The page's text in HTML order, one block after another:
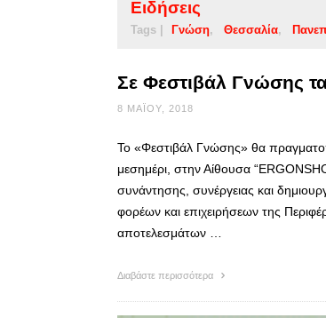
Ειδήσεις
Tags | Γνώση Θεσσαλία
Σε Φεστιβάλ Γνώσης
8 ΜΑΪ́ΟΥ, 2018
Το «Φεστιβάλ Γνώσης» θα
μεσημέρι, στην Αίθουσα
συνάντησης, συνέργειας και
φορέων και επιχειρήσεων της
αποτελεσμάτων …
Διαβάστε περισσότερα